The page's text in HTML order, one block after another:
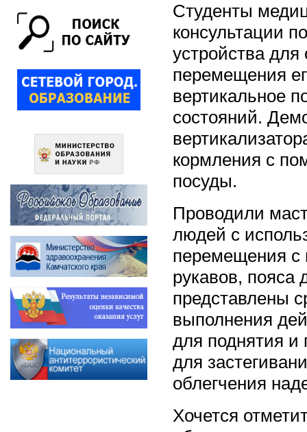
Студенты
консультации
устройства
перемещения
вертикальное
состояний.
кормления с
посуды.
Проводили
людей с
перемещения с
рукавов, пояса
представлены
выполнения
для поднятия и
для
облегчения
Хочется